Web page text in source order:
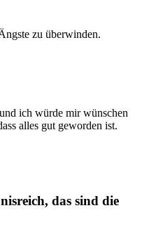
zu überwinden.
ich würde mir wünschen
alles gut geworden ist.
das sind die